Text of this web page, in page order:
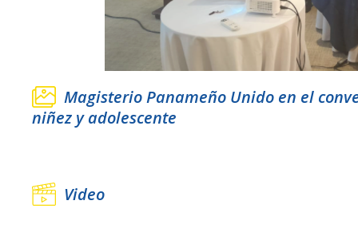
Magisterio Panameño Unido en el
niñez y adolescente
Video